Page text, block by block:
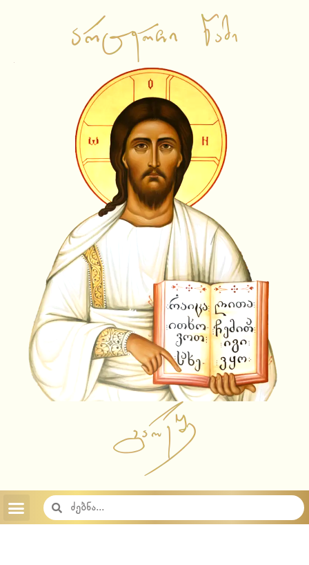
საწყისი გვერდი
ვიდეო ჩანაწერები
ამბიონის ქადაგებები
საჯარო შეხვედრები
ლექციები
სატელევიზიო გადაცემები
სხვა
ამონარიდები
ვიდეოამონარიდები
ტექსტური ამონარიდები
YouTube Shorts
სიახლეები
აუდიო ჩანაწერები
აუდიო ჩანაწერები 2023
აუდიო ჩანაწერები 2022
აუდიო ჩანაწერები 2021
აუდიო ჩანაწერები 2020
აუდიო ჩანაწერები 2019
აუდიო ჩანაწერები 2018
საიტის შესახებ